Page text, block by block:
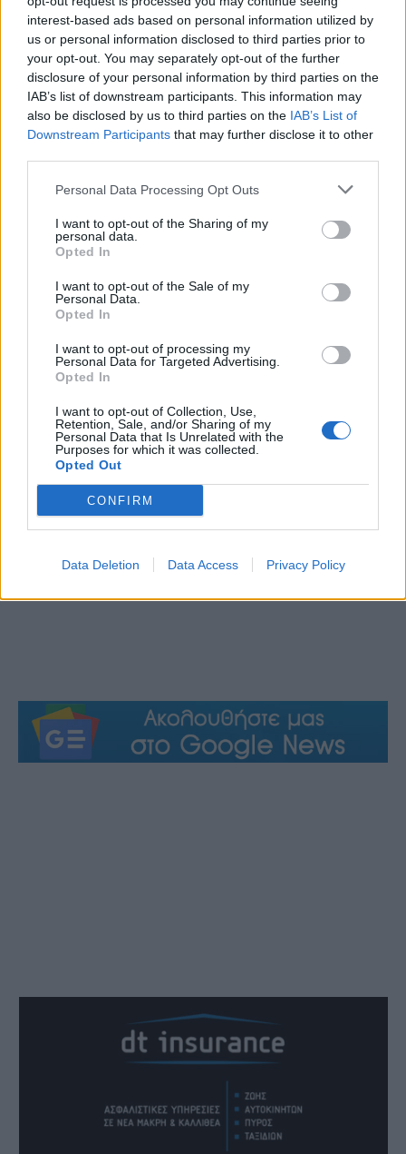
interest-based ads based on personal information utilized by
us or personal information disclosed to third parties prior to
your opt-out. You may separately opt-out of the further
disclosure of your personal information by third parties on the
IAB’s list of downstream participants. This information may
also be disclosed by us to third parties on the IAB’s List of
Downstream Participants that may further disclose it to other
Personal Data Processing Opt Outs
I want to opt-out of the Sharing of my
personal data.
Opted In
I want to opt-out of the Sale of my
Personal Data.
Opted In
I want to opt-out of processing my
Personal Data for Targeted Advertising.
Opted In
I want to opt-out of Collection, Use,
Retention, Sale, and/or Sharing of my
Personal Data that Is Unrelated with the
Purposes for which it was collected.
Opted Out
CONFIRM
Data Deletion Data Access Privacy Policy
Δημοτικών Ενοτήτων αλλά και τους μαθητές που
αποφοίτησαν από ιδιωτικά σχολεία του Δήμου, να
λαμβάνουν εκτός από την τιμητική διάκριση, ένα
συμβολικό αλλά και χρηστικό δώρο.
Στον παρακάτω σύνδεσμο μπορείτε να βρείτε το
φωτογραφικό υλικό της
εκδήλωσης: https://drive.google.com/drive/folders/1yL
usp=drive_link